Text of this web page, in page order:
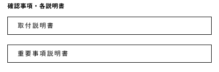
確認事項・各説明書
取付説明書
重要事項説明書